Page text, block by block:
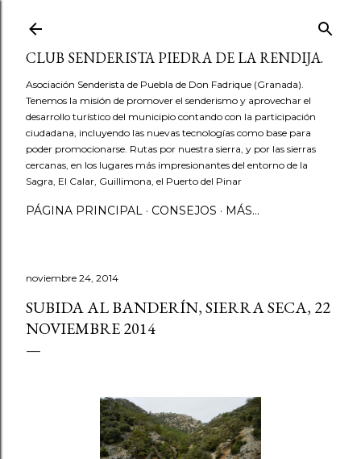
CLUB SENDERISTA PIEDRA DE LA RENDIJA.
Asociación Senderista de Puebla de Don Fadrique (Granada).
Tenemos la misión de promover el senderismo y aprovechar el
desarrollo turístico del municipio contando con la participación
ciudadana, incluyendo las nuevas tecnologías como base para
poder promocionarse. Rutas por nuestra sierra, y por las sierras
cercanas, en los lugares más impresionantes del entorno de la
Sagra, El Calar, Guillimona, el Puerto del Pinar
PÁGINA PRINCIPAL CONSEJOS MÁS…
noviembre 24, 2014
SUBIDA AL BANDERÍN, SIERRA SECA, 22
NOVIEMBRE 2014